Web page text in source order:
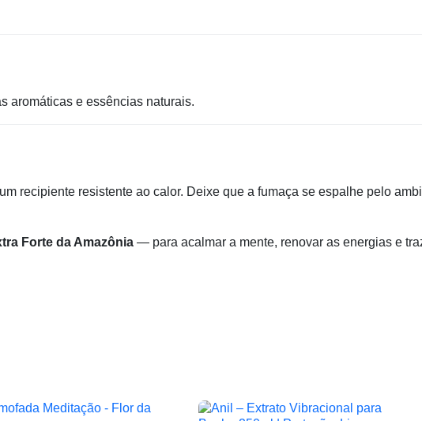
aromáticas e essências naturais.
recipiente resistente ao calor. Deixe que a fumaça se espalhe pelo
Forte da Amazônia — para acalmar a mente, renovar as energias e